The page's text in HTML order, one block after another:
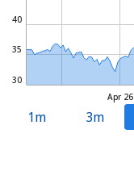
Apr 26
30
35
40
1m 3m